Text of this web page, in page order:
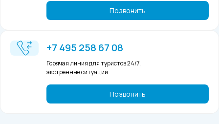
Позвонить
+7 495 258 67 08
Горячая линия для туристов 24/7,
экстренные ситуации
Позвонить